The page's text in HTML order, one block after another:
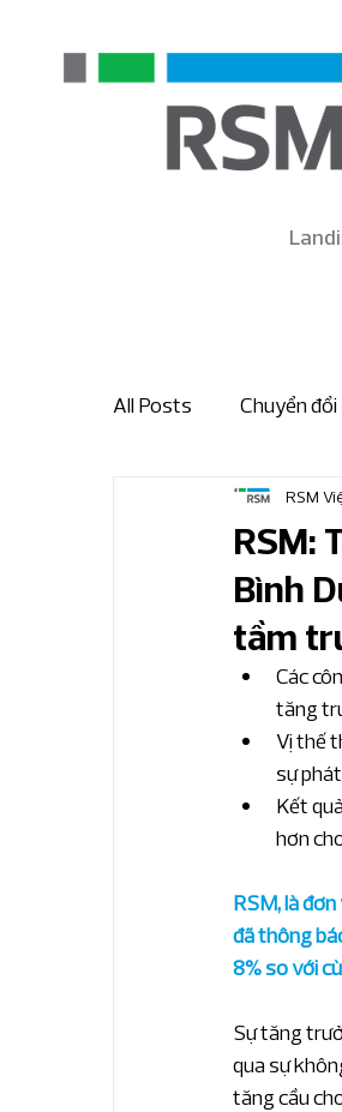
All Posts Chuyển đổi
Bản tin nhanh thuế
Bản tin nhanh IFRS
Bản tin kế toán
Bản tin phân tích
Sản xuất công
Tin về RSM Global
RSM:
Bình
tầm
RSM
Các
tăng
Vị thế
sự
Kết
hơn
RSM, là
đã thông
8% so với
Sự tăng
qua sự
tăng cầu